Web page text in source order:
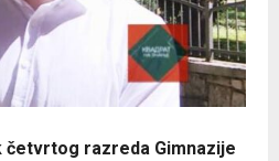
četvrtog razreda Gimnazije